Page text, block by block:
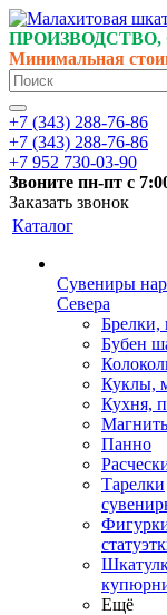
ПРОИЗВОДСТВО,
Минимальная
+7 (343) 288-76-86
+7 (343) 288-76-86
+7 952 730-03-90
Звоните пн-пт с
Заказать звонок
Каталог
Сувениры
Севера
Брелки,
Бубен
Куклы,
Кухня,
Панно
Тарелки
Ещё